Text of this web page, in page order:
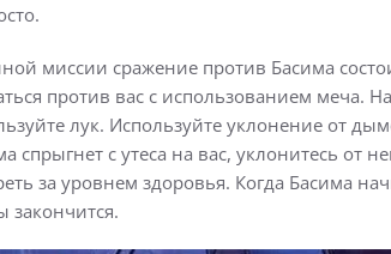
миссии сражение против Басима
против вас с использованием меча.
лук. Используйте уклонение от
спрыгнет с утеса на вас, уклонитесь от
за уровнем здоровья. Когда Басима
закончится.